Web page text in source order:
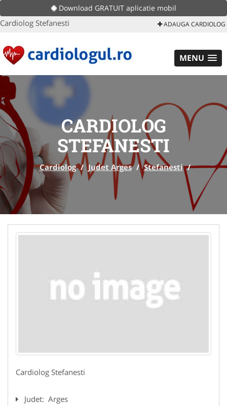
Download GRATUIT aplicatie mobil
Cardiolog Stefanesti ADAUGA CARDIOLOG
MENU
CARDIOLOG
STEFANESTI
Cardiolog / Judet Arges / Stefanesti /
Cardiolog Stefanesti
Judet: Arges